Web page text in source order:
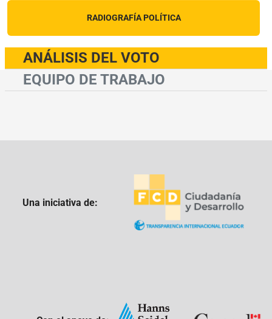
RADIOGRAFÍA POLÍTICA
ANÁLISIS DEL VOTO
EQUIPO DE TRABAJO
Una iniciativa de: